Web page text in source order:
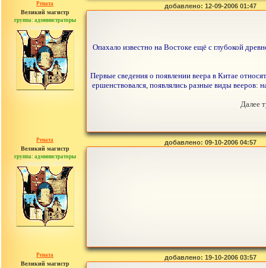
Рената
Великий магистр
группа: администраторы
сообщений: 30442
добавлено: 12-09-2006 01:47
Опахало известно на Востоке ещё с глубокой
Первые сведения о появлении веера в Китае
ершенствовался, появлялись разные виды вееров:
Далее
Рената
Великий магистр
группа: администраторы
сообщений: 30442
добавлено: 09-10-2006 04:57
Рената
Великий магистр
добавлено: 19-10-2006 03:57